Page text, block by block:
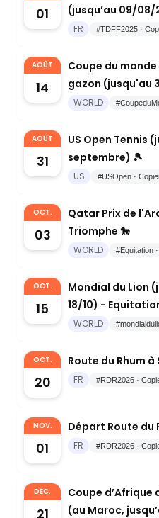
01
(jusqu’au 09/08/
FR #TDFF2025 ·
AOÛT
14
Coupe du
gazon (jusqu'au
WORLD
AOÛT
31
US Open Tennis
septembre) 🎾
US #USOpen ·
OCT.
03
Qatar Prix de
Triomphe 🐎
WORLD #Equitation
OCT.
15
Mondial du Lion
18/10) -
WORLD
OCT.
20
Route du Rhum
FR #RDR2026 ·
NOV.
01
Départ Route du
FR #RDR2026 ·
DÉC.
21
Coupe d’Afrique
(au Maroc,